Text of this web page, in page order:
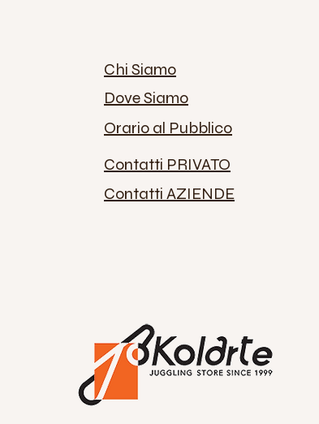
Chi Siamo
Dove Siamo
Orario al Pubblico
Contatti PRIVATO
Contatti AZIENDE